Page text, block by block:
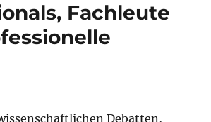
Fachleute
Debatten,